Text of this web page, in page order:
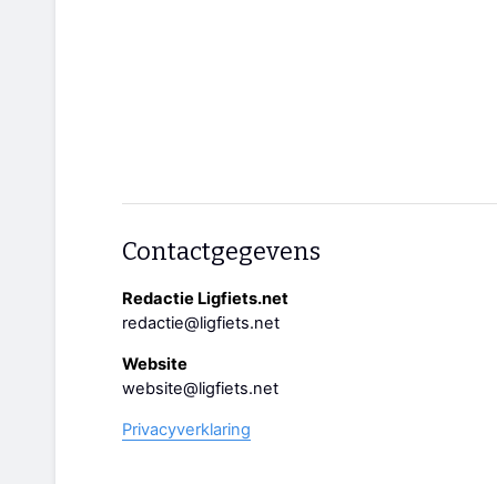
Contactgegevens
Redactie Ligfiets.net
redactie@ligfiets.net
Website
website@ligfiets.net
Privacyverklaring